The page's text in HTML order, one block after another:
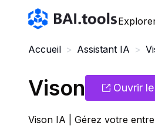
Bai.tools
Accueil > Assistant IA >
Vison Ouvrir
Vison IA | Gérez votre